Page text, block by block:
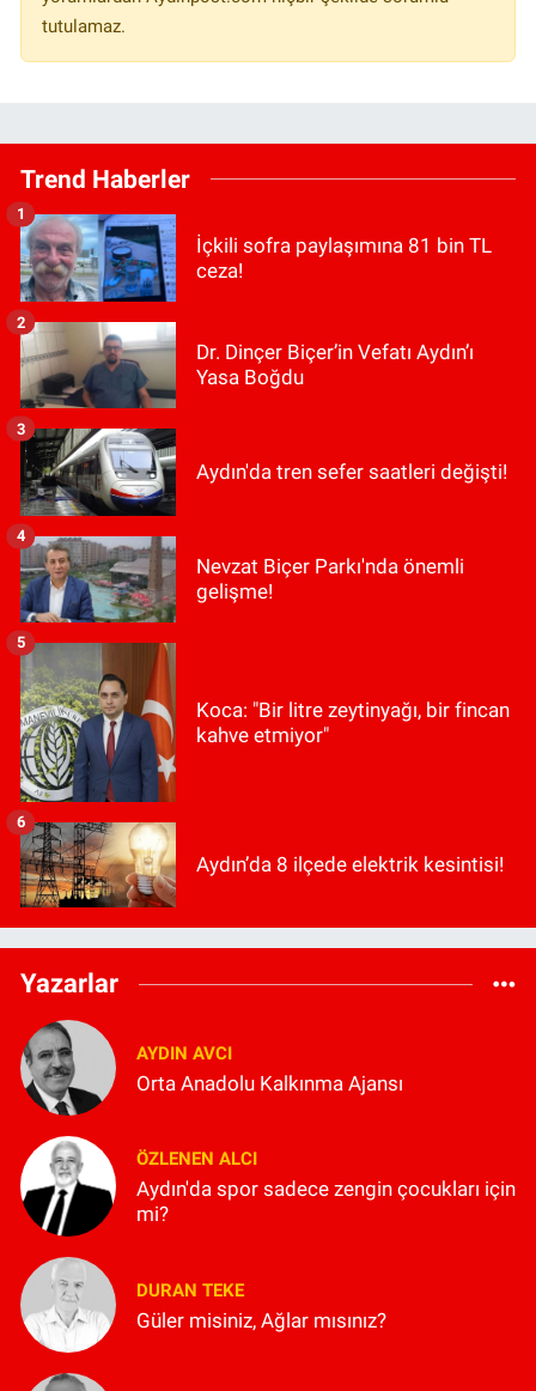
tutulamaz.
Trend Haberler
İçkili sofra paylaşımına 81 bin TL
ceza!
1
Dr. Dinçer Biçer’in Vefatı Aydın’ı
Yasa Boğdu
2
Aydın'da tren sefer saatleri değişti!
3
Nevzat Biçer Parkı'nda önemli
gelişme!
4
Koca: "Bir litre zeytinyağı, bir fincan
kahve etmiyor"
5
Aydın’da 8 ilçede elektrik kesintisi!
6
Yazarlar
AYDIN AVCI
Orta Anadolu Kalkınma Ajansı
ÖZLENEN ALCI
Aydın'da spor sadece zengin çocukları için
mi?
DURAN TEKE
Güler misiniz, Ağlar mısınız?